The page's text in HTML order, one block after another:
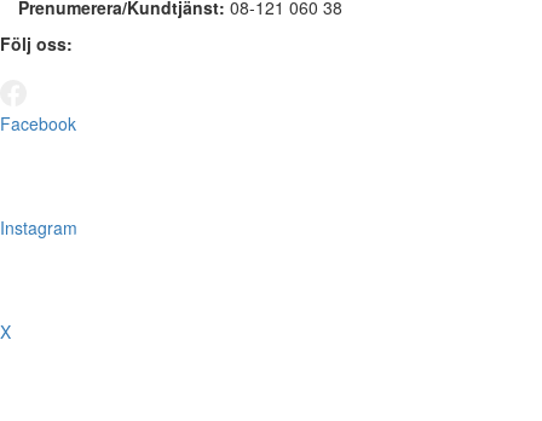
Prenumerera/Kundtjänst: 08-121 060 38
Följ oss:
Facebook
Instagram
X